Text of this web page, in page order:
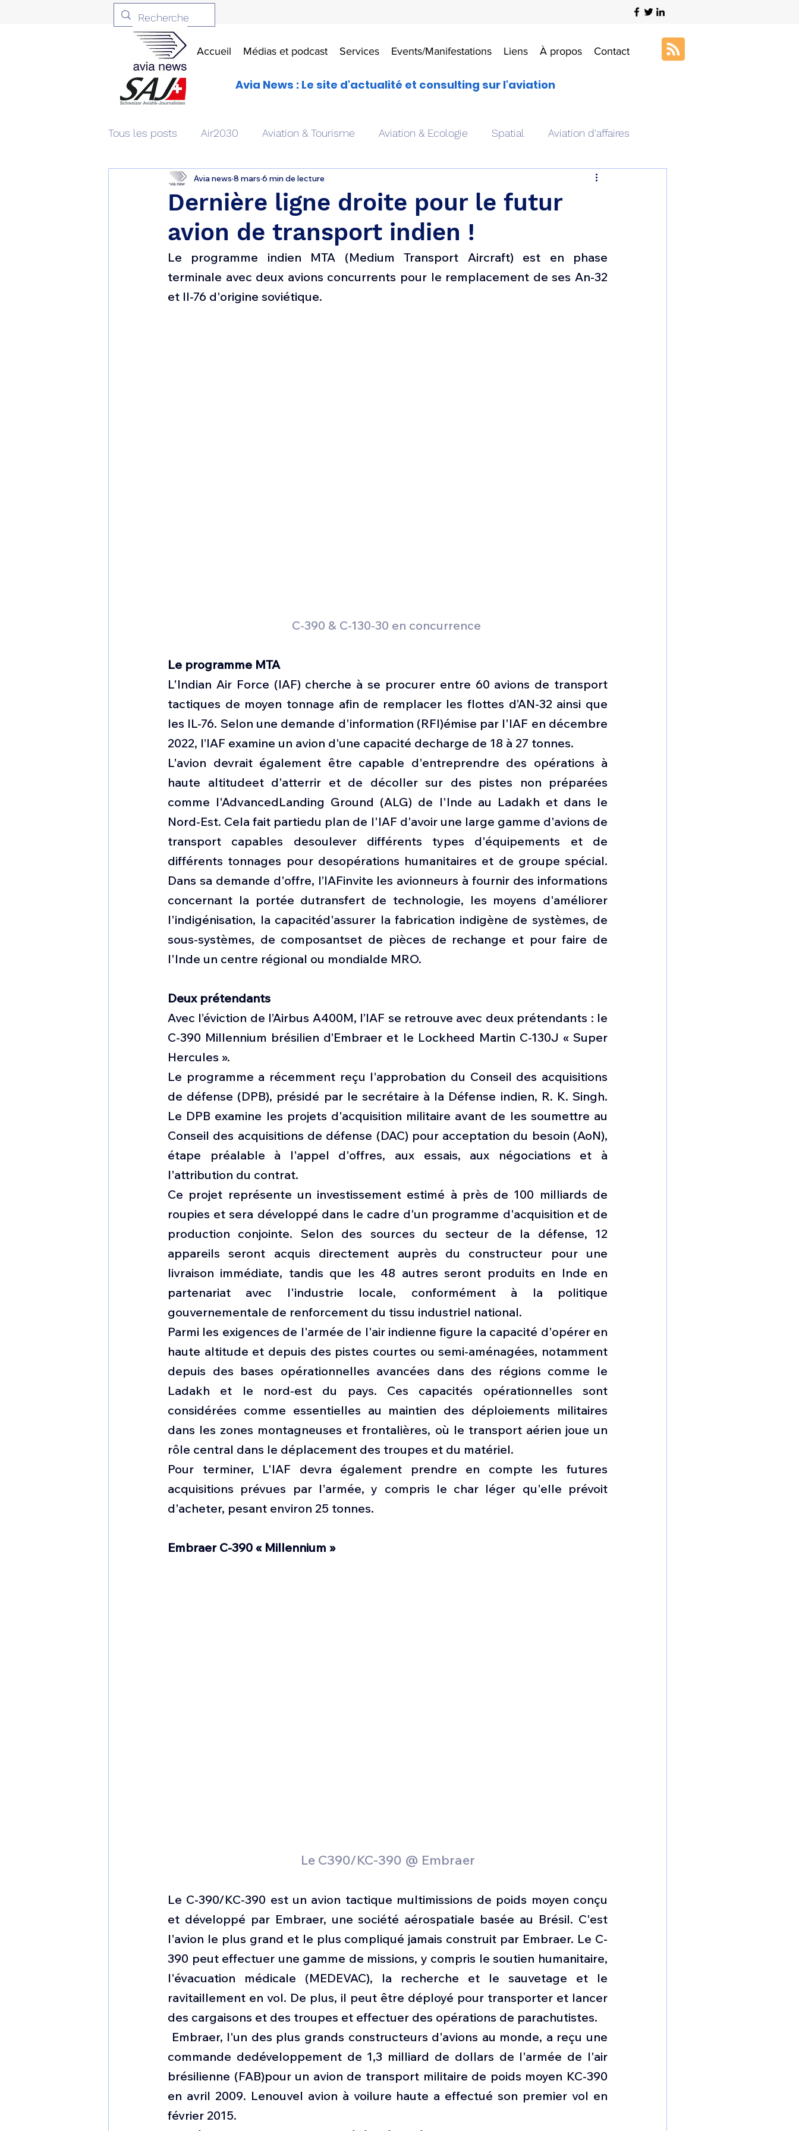
Accueil Médias et podcast Services Events/Manifestations Liens À propos Contact
Avia News : Le site d'actualité et consulting sur l'aviation
Tous les posts Air2030 Aviation & Tourisme Aviation & Ecologie Spatial Aviation d'affaires
Aviation & Défense Livres Drones aériens Art & Aviation
Patrimoine aéronautique Avionique & pilotage Avion expérimental
1 er avril Motorisation Défense sol-air DSA Amphibie Drones Composante ESPACE
Dernière ligne droite pour le futur
avion de transport indien !
Avia news 8 mars 6 min de lecture
Le programme indien
MTA (Medium Transport Aircraft) est en phase
terminale avec deux avions concurrents pour le remplacement de ses An-32
et Il-76 d'origine soviétique.
C-390 & C-130-30 en concurrence
Le programme MTA
L'Indian Air Force (IAF) cherche à se procurer entre 60 avions de transport
tactiques de moyen tonnage afin de remplacer les flottes d’AN-32 ainsi que
les IL-76. Selon une demande d'information (RFI)émise par l'IAF en décembre
2022, l’IAF examine un avion d'une capacité decharge de 18 à 27 tonnes.
L'avion devrait également être capable d'entreprendre des opérations à
haute altitudeet d'atterrir et de décoller sur des pistes non préparées
comme l'AdvancedLanding Ground (ALG) de l'Inde au Ladakh et dans le
Nord-Est. Cela fait partiedu plan de l'IAF d'avoir une large gamme d'avions de
transport capables desoulever différents types d'équipements et de
différents tonnages pour desopérations humanitaires et de groupe spécial.
Dans sa demande d'offre, l’IAFinvite les avionneurs à fournir des informations
concernant la portée dutransfert de technologie, les moyens d'améliorer
l'indigénisation, la capacitéd'assurer la fabrication indigène de systèmes, de
sous-systèmes, de composantset de pièces de rechange et pour faire de
l'Inde un centre régional ou mondialde MRO.
Deux prétendants
Avec l’éviction de l’Airbus A400M, l’IAF se retrouve avec deux prétendants : le
C-390 Millennium brésilien d’Embraer et le Lockheed Martin C-130J « Super
Hercules ».
Le programme a récemment reçu l'approbation du Conseil des acquisitions
de défense (DPB), présidé par le secrétaire à la Défense indien, R. K. Singh.
Le DPB examine les projets d'acquisition militaire avant de les soumettre au
Conseil des acquisitions de défense (DAC) pour acceptation du besoin (AoN),
étape préalable à l'appel d'offres, aux essais, aux négociations et à
l'attribution du contrat.
Ce projet représente un investissement estimé à près de 100 milliards de
roupies et sera développé dans le cadre d'un programme d'acquisition et de
production conjointe. Selon des sources du secteur de la défense, 12
appareils seront acquis directement auprès du constructeur pour une
livraison immédiate, tandis que les 48 autres seront produits en Inde en
partenariat avec l'industrie locale, conformément à la politique
gouvernementale de renforcement du tissu industriel national.
Parmi les exigences de l'armée de l'air indienne figure la capacité d'opérer en
haute altitude et depuis des pistes courtes ou semi-aménagées, notamment
depuis des bases opérationnelles avancées dans des régions comme le
Ladakh et le nord-est du pays. Ces capacités opérationnelles sont
considérées comme essentielles au maintien des déploiements militaires
dans les zones montagneuses et frontalières, où le transport aérien joue un
rôle central dans le déplacement des troupes et du matériel.
Pour terminer, L'IAF devra également prendre en compte les futures
acquisitions prévues par l'armée, y compris le char léger qu'elle prévoit
d'acheter, pesant environ 25 tonnes.
Embraer C-390 « Millennium »
Le C390/KC-390 @ Embraer
Le C-390/KC-390 est un avion tactique multimissions de poids moyen conçu
et développé par Embraer, une société aérospatiale basée au Brésil. C'est
l'avion le plus grand et le plus compliqué jamais construit par Embraer. Le C-
390 peut effectuer une gamme de missions, y compris le soutien humanitaire,
l'évacuation médicale (MEDEVAC), la recherche et le sauvetage et le
ravitaillement en vol. De plus, il peut être déployé pour transporter et lancer
des cargaisons et des troupes et effectuer des opérations de parachutistes.
Embraer, l'un des plus grands constructeurs d'avions au monde, a reçu une
commande dedéveloppement de 1,3 milliard de dollars de l'armée de l'air
brésilienne (FAB)pour un avion de transport militaire de poids moyen KC-390
en avril 2009. Lenouvel avion à voilure haute a effectué son premier vol en
février 2015.